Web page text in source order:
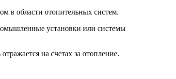
в области отопительных систем.
установки или системы
на счетах за отопление.